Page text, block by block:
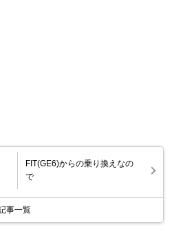
FIT(GE6)からの乗り換えなの
で
事一覧